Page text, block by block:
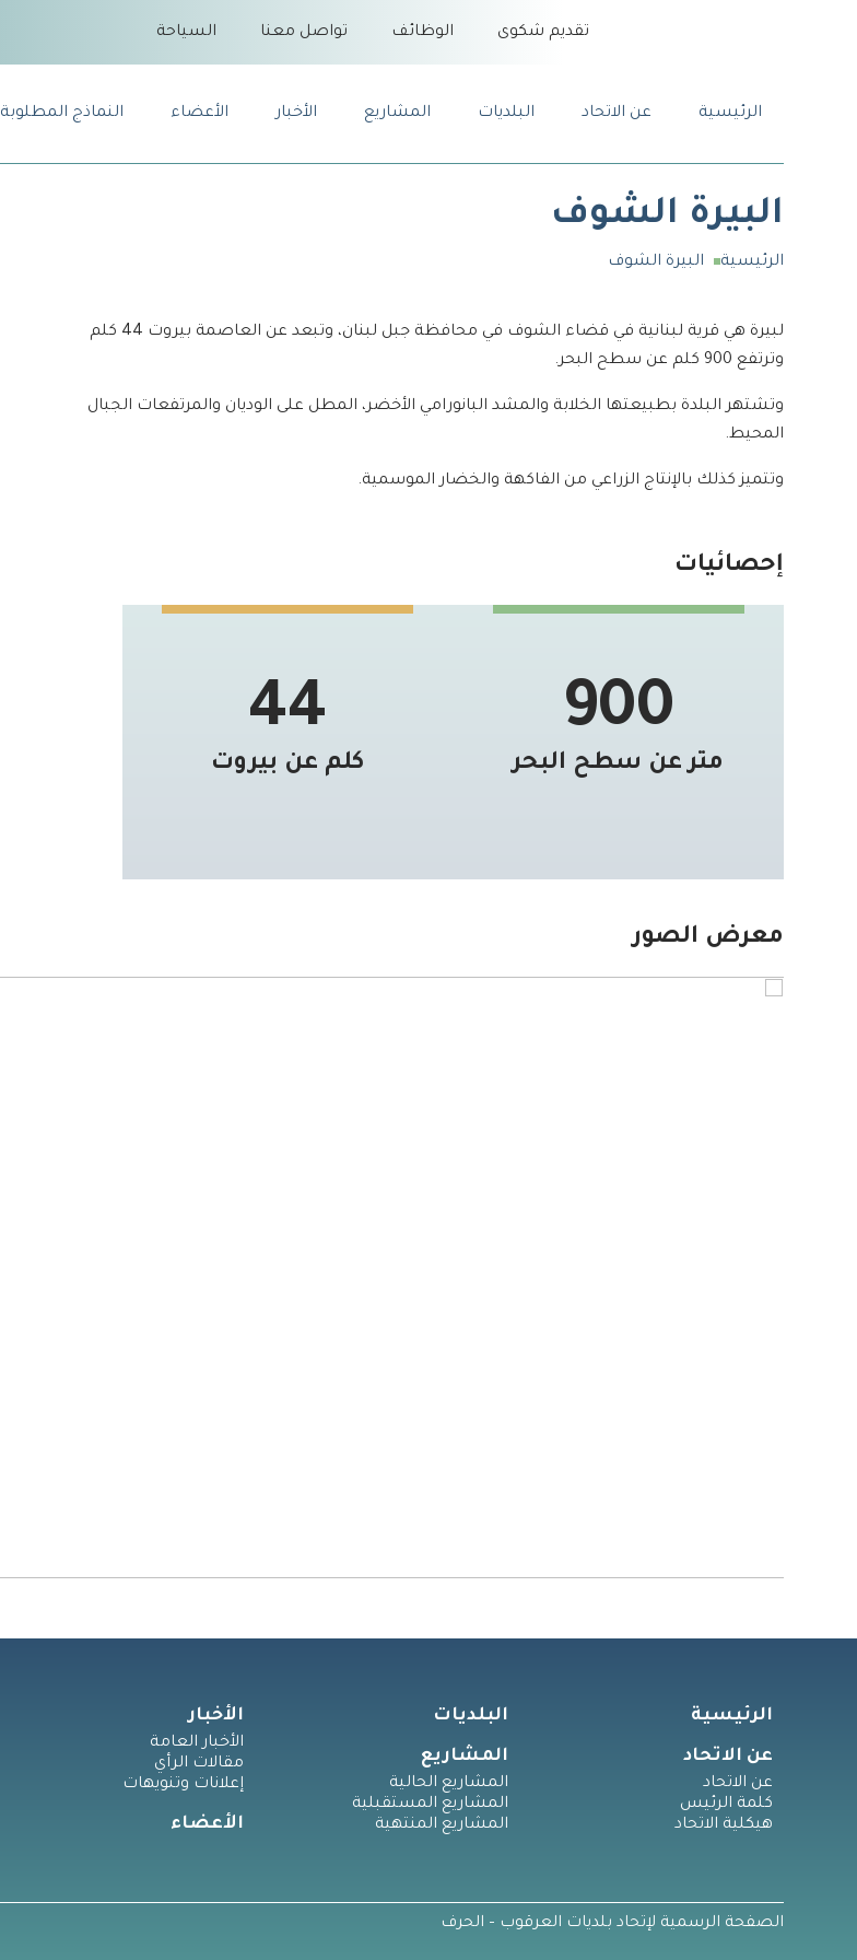
تقديم شكوى الوظائف تواصل معنا السياحة
الرئيسية عن الاتحاد البلديات المشاريع الأخبار الأعضاء النماذج المطلوبة
البيرة الشوف
الرئيسية البيرة الشوف
لبيرة هي قرية لبنانية في قضاء الشوف في محافظة جبل لبنان، وتبعد عن العاصمة بيروت 44 كلم
وترتفع 900 كلم عن سطح البحر.
وتشتهر البلدة بطبيعتها الخلابة والمشد البانورامي الأخضر، المطل على الوديان والمرتفعات الجبال
المحيط.
وتتميز كذلك بالإنتاج الزراعي من الفاكهة والخضار الموسمية.
إحصائيات
900
متر عن سطح البحر
44
كلم عن بيروت
معرض الصور
الرئيسية
عن الاتحاد
عن الاتحاد
كلمة الرئيس
هيكلية الاتحاد
البلديات
المشاريع
المشاريع الحالية
المشاريع المستقبلية
المشاريع المنتهية
الأخبار
الأخبار العامة
مقالات الرأي
إعلانات وتنويهات
الأعضاء
الصفحة الرسمية لإتحاد بلديات العرقوب – الحرف